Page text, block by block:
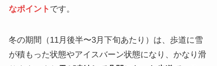
なポイント です。
冬の期間（11月後半〜3月下旬あたり）は、歩道に雪
が積もった状態やアイスバーン状態になり、かなり滑